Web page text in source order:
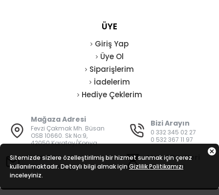
ÜYE
Giriş Yap
Üye Ol
Siparişlerim
İadelerim
Hediye Çeklerim
Mağaza Adresi
Fevzi Çakmak Mh. Büsan
OSB 10660. Sk No:9,
42050 Karatay/Konya
Bizi Arayın
0 332 345 02 27
0 532 367 11 97
E-Posta
bilgi@vatanisguvenligi.com
Mesai Saatleri
08:00 - 19:00
Sitemizde sizlere özelleştirilmiş bir hizmet sunmak için çerez
kullanılmaktadır. Detaylı bilgi almak için Gizlilik Politikamızı
inceleyiniz.